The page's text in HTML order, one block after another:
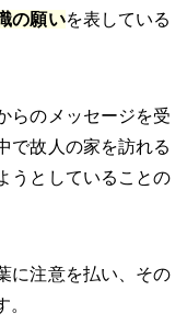
の願いを表している
らのメッセージを受
で故人の家を訪れる
うとしていることの
に注意を払い、その